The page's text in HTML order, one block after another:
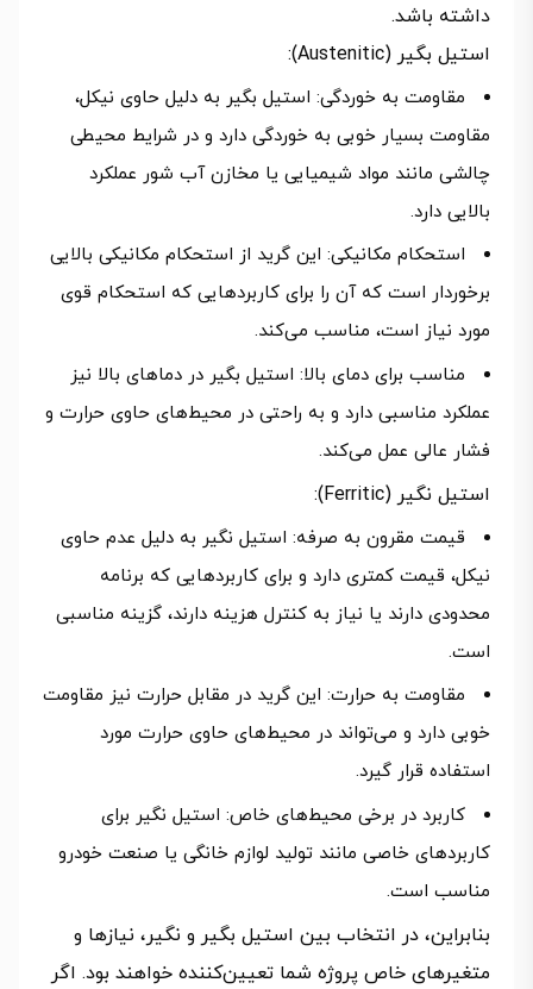
داشته باشد.
استیل بگیر (Austenitic):
مقاومت به خوردگی: استیل بگیر به دلیل حاوی نیکل،
مقاومت بسیار خوبی به خوردگی دارد و در شرایط محیطی
چالشی مانند مواد شیمیایی یا مخازن آب شور عملکرد
بالایی دارد.
استحکام مکانیکی: این گرید از استحکام مکانیکی بالایی
برخوردار است که آن را برای کاربردهایی که استحکام قوی
مورد نیاز است، مناسب می‌کند.
مناسب برای دمای بالا: استیل بگیر در دماهای بالا نیز
عملکرد مناسبی دارد و به راحتی در محیط‌های حاوی حرارت و
فشار عالی عمل می‌کند.
استیل نگیر (Ferritic):
قیمت مقرون به صرفه: استیل نگیر به دلیل عدم حاوی
نیکل، قیمت کمتری دارد و برای کاربردهایی که برنامه
محدودی دارند یا نیاز به کنترل هزینه دارند، گزینه مناسبی
است.
مقاومت به حرارت: این گرید در مقابل حرارت نیز مقاومت
خوبی دارد و می‌تواند در محیط‌های حاوی حرارت مورد
استفاده قرار گیرد.
کاربرد در برخی محیط‌های خاص: استیل نگیر برای
کاربردهای خاصی مانند تولید لوازم خانگی یا صنعت خودرو
مناسب است.
بنابراین، در انتخاب بین استیل بگیر و نگیر، نیازها و
متغیرهای خاص پروژه شما تعیین‌کننده خواهند بود. اگر